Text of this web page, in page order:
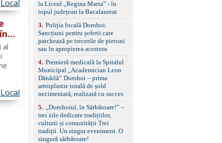
Local
al
de
Local
panoramică, geamuri
spate fumurii Carlig de
remorcare Bonus: -
Covorașe textile montate
pe mașină. -Ofer și un
set de covorașe din
împreună cu un set de
anvelope de iarnă.
la Liceul „Regina Maria” - în
topul județean la Bacalaureat
3. Poliția locală Dorohoi:
Sancțiuni pentru șoferii care
parchează pe trecerile de pietoni
sau în apropierea acestora
4. Premieră medicală la Spitalul
Municipal „Academician Leon
Dănăilă” Dorohoi – prima
artroplastie totală de șold
necimentată, realizată cu succes
5.
„Dorohoiul, în Sărbătoare!” –
trei zile dedicate tradițiilor,
culturii și comunității Trei
tradiții. Un singur eveniment. O
singură sărbătoare!